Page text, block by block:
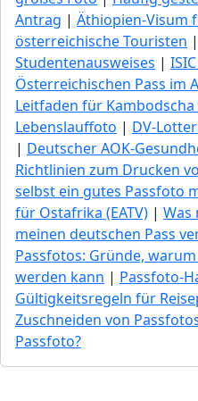
Antrag | Äthiopien-Visum
österreichische Touristen |
Studentenausweises |
Österreichischen Pass im
Leitfaden für Kambodscha
Lebenslauffoto | DV-
| Deutscher AOK-
Richtlinien zum Drucken
selbst ein gutes Passfoto
für Ostafrika (EATV) | Was
meinen deutschen Pass
Passfotos: Gründe,
werden kann | Passfoto-
Gültigkeitsregeln für
Zuschneiden von
Passfoto?